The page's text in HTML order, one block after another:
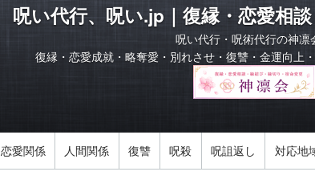
呪い代行、呪い.jp｜復縁・恋愛相談
呪い代行・呪術代行の神凛
復縁・恋愛成就・略奪愛・別れさせ・復讐・金運向
恋愛関係 人間関係 復讐 呪殺 呪詛返し 対応地